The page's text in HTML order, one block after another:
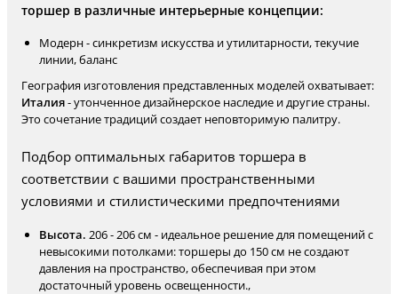
торшер в различные интерьерные концепции:
Модерн - синкретизм искусства и утилитарности, текучие
линии, баланс
География изготовления представленных моделей охватывает:
Италия- утонченное дизайнерское наследие и другие страны.
Это сочетание традиций создает неповторимую палитру.
Подбор оптимальных габаритов торшера в
соответствии с вашими пространственными
условиями и стилистическими предпочтениями
Высота. 206 - 206 см - идеальное решение для помещений с
невысокими потолками: торшеры до 150 см не создают
давления на пространство, обеспечивая при этом
достаточный уровень освещенности.,